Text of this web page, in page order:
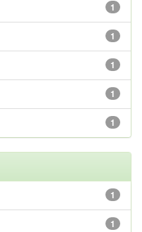
1
1
1
1
1
1
1